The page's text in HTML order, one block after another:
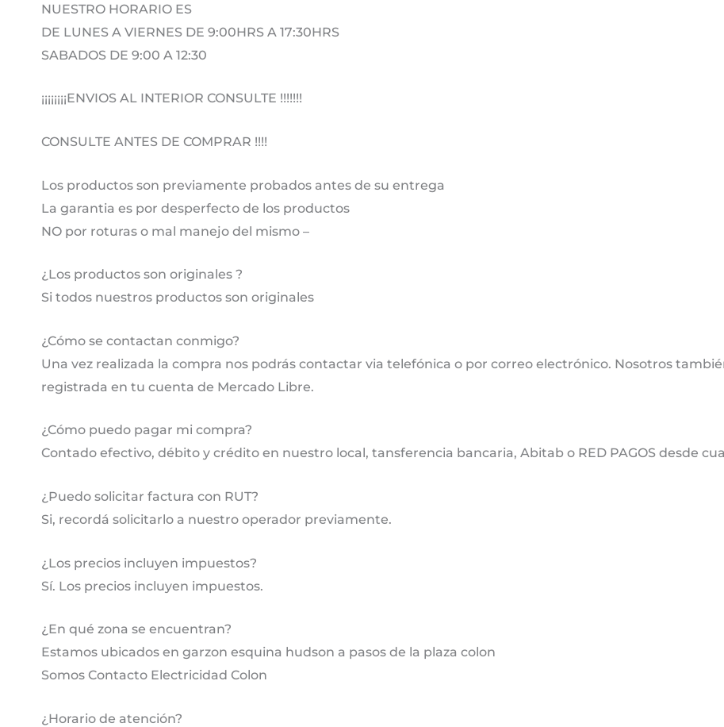
NUESTRO HORARIO ES
DE LUNES A VIERNES DE 9:00HRS A 17:30HRS
SABADOS DE 9:00 A 12:30
¡¡¡¡¡¡¡¡ENVIOS AL INTERIOR CONSULTE !!!!!!!
CONSULTE ANTES DE COMPRAR !!!!
Los productos son previamente probados antes de su entrega
La garantia es por desperfecto de los productos
NO por roturas o mal manejo del mismo –
¿Los productos son originales ?
Si todos nuestros productos son originales
¿Cómo se contactan conmigo?
Una vez realizada la compra nos podrás contactar via telefónica o por correo electrónico. Nosotros
registrada en tu cuenta de Mercado Libre.
¿Cómo puedo pagar mi compra?
Contado efectivo, débito y crédito en nuestro local, tansferencia bancaria, Abitab o RED PAGOS desde
¿Puedo solicitar factura con RUT?
Si, recordá solicitarlo a nuestro operador previamente.
¿Los precios incluyen impuestos?
Sí. Los precios incluyen impuestos.
¿En qué zona se encuentran?
Estamos ubicados en garzon esquina hudson a pasos de la plaza colon
Somos Contacto Electricidad Colon
¿Horario de atención?